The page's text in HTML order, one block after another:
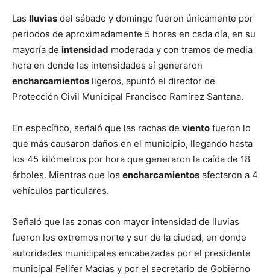
Las lluvias del sábado y domingo fueron únicamente por
periodos de aproximadamente 5 horas en cada día, en su
mayoría de intensidad moderada y con tramos de media
hora en donde las intensidades sí generaron
encharcamientos ligeros, apuntó el director de
Protección Civil Municipal Francisco Ramírez Santana.
En específico, señaló que las rachas de viento fueron lo
que más causaron daños en el municipio, llegando hasta
los 45 kilómetros por hora que generaron la caída de 18
árboles. Mientras que los encharcamientos afectaron a 4
vehículos particulares.
Señaló que las zonas con mayor intensidad de lluvias
fueron los extremos norte y sur de la ciudad, en donde
autoridades municipales encabezadas por el presidente
municipal Felifer Macías y por el secretario de Gobierno